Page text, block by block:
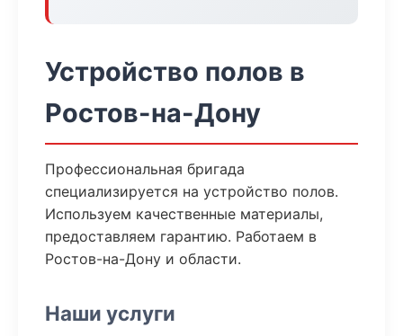
Устройство полов в
Ростов-на-Дону
Профессиональная бригада
специализируется на устройство полов.
Используем качественные материалы,
предоставляем гарантию. Работаем в
Ростов-на-Дону и области.
Наши услуги